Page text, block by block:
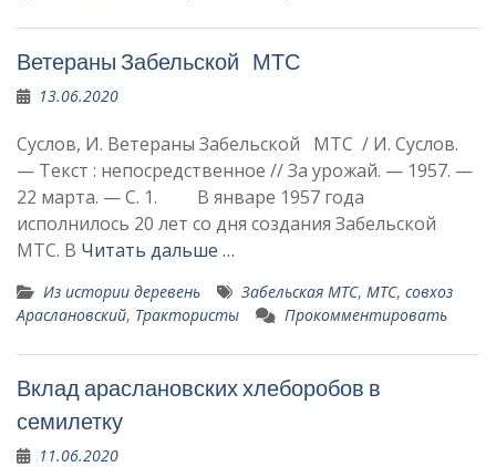
Ветераны Забельской МТС
13.06.2020
Суслов, И. Ветераны Забельской МТС / И. Суслов.
— Текст : непосредственное // За урожай. — 1957. —
22 марта. — С. 1. В январе 1957 года
исполнилось 20 лет со дня создания Забельской
МТС. В Читать дальше …
Из истории деревень Забельская МТС, МТС, совхоз
Араслановский, Трактористы Прокомментировать
Вклад араслановских хлеборобов в
семилетку
11.06.2020